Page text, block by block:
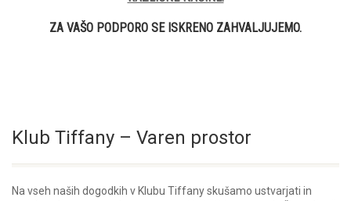
ZA VAŠO PODPORO SE ISKRENO ZAHVALJUJEMO.
Klub Tiffany – Varen prostor
Na vseh naših dogodkih v Klubu Tiffany skušamo ustvarjati in